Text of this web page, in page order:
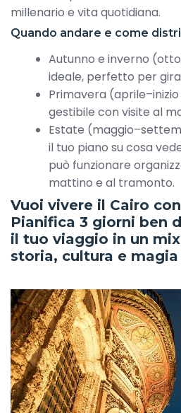
millenario e vita quotidiana.
Quando andare e come
Autunno e inverno
ideale, perfetto per
Primavera
gestibile con visite al
Estate
il tuo piano su cosa
può funzionare
mattino e al tramonto.
Vuoi vivere il Cairo
Pianifica 3 giorni ben
il tuo viaggio in un
storia, cultura e